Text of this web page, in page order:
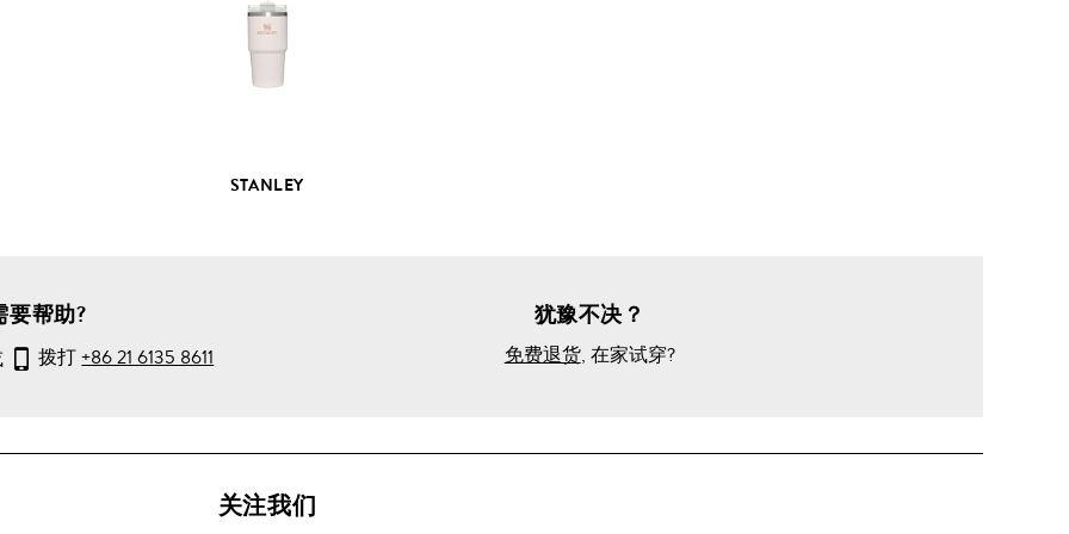
STANLEY
部
产
品
详
要帮助?
拨打+86 21 6135 8611
犹豫不决？
免费退货, 在家试穿?
关注我们